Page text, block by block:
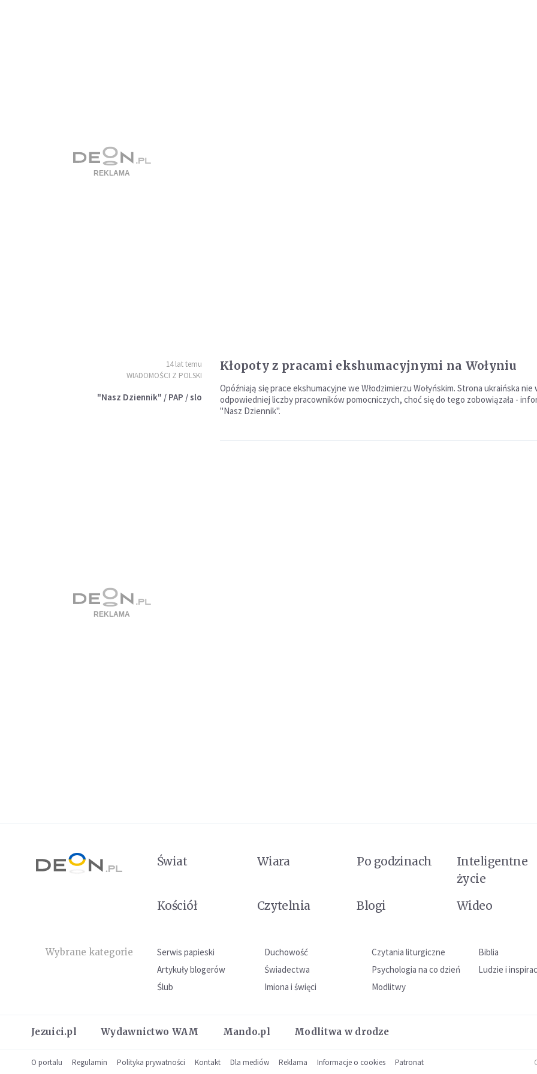
14 lat temu
WIADOMOŚCI Z POLSKI
"Nasz Dziennik" / PAP / slo
Kłopoty z pracami ekshumacyjnymi na Wołyniu
Opóźniają się prace ekshumacyjne we Włodzimierzu Wołyńskim. Strona ukraińska nie
odpowiedniej liczby pracowników pomocniczych, choć się do tego zobowiązała -
"Nasz Dziennik".
Świat Wiara Po godzinach
Inteligentne
życie
Kościół
Czytelnia Blogi Wideo
Wybrane kategorie Serwis papieski Duchowość Czytania liturgiczne
Biblia
Artykuły blogerów
Świadectwa Psychologia na co dzień
Ludzie i
Ślub
Imiona i święci Modlitwy
Jezuici.pl Wydawnictwo WAM Mando.pl Modlitwa w drodze
O portalu Regulamin Polityka prywatności Kontakt Dla mediów Reklama Informacje o cookies Patronat